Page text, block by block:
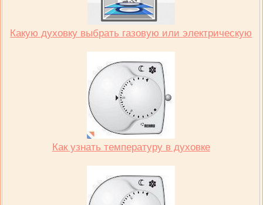
Какую духовку выбрать газовую или электрическую
Как узнать температуру в духовке